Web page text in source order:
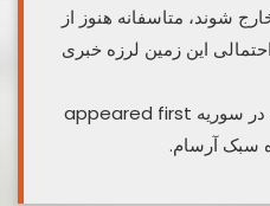
شوند، متاسفانه هنوز از
این زمین لرزه خبری
The post زلزله ۵.۵ ریشتری در سوریه appeared first